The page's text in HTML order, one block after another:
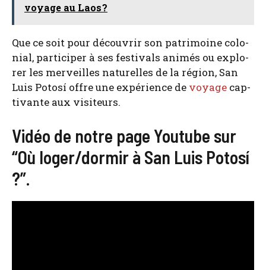
voyage au Laos ?
Que ce soit pour décou­vrir son patri­moine colo­
nial, par­ti­ci­per à ses fes­ti­vals ani­més ou explo­
rer les mer­veilles natu­relles de la région, San
Luis Potosí offre une expé­rience de voyage cap­
ti­vante aux visi­teurs.
Vidéo de notre page Youtube sur
“Où loger/dormir à San Luis Potosí
?”.